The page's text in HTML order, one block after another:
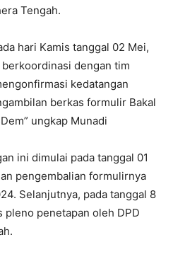
Tengah.
hari Kamis tanggal 02 Mei,
dengan tim
kedatangan
berkas formulir Bakal
ungkap Munadi
ini dimulai pada tanggal 01
pengembalian formulirnya
Selanjutnya, pada tanggal 8
pleno penetapan oleh DPD